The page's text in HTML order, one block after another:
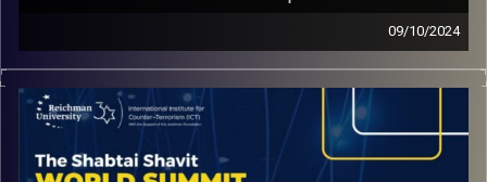
09/10/2024
ניסינו להבין מח״כ אביגדור ליברמן כיצד ישראל תוכל למנוע
״מלחמת לבנון רביעית״, סבבים נוספים ברצועת עזה וכיצד
עליה לחזק את יכולת ההרתעה.
קרדיט תמונות:ICT